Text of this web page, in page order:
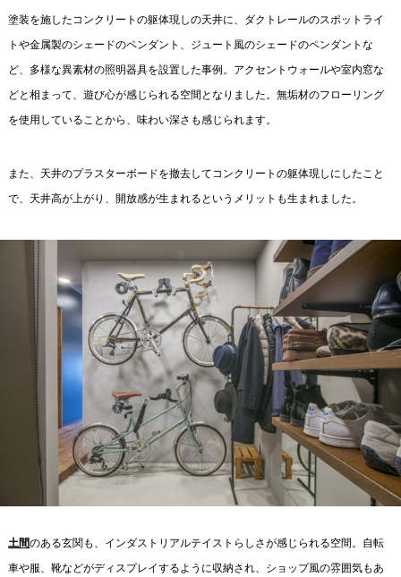
塗装を施したコンクリートの躯体現しの天井に、ダクトレールのスポットライ
トや金属製のシェードのペンダント、ジュート風のシェードのペンダントな
ど、多様な異素材の照明器具を設置した事例。アクセントウォールや室内窓な
どと相まって、遊び心が感じられる空間となりました。無垢材のフローリング
を使用していることから、味わい深さも感じられます。
また、天井のプラスターボードを撤去してコンクリートの躯体現しにしたこと
で、天井高が上がり、開放感が生まれるというメリットも生まれました。
土間のある玄関も、インダストリアルテイストらしさが感じられる空間。自転
車や服、靴などがディスプレイするように収納され、ショップ風の雰囲気もあ